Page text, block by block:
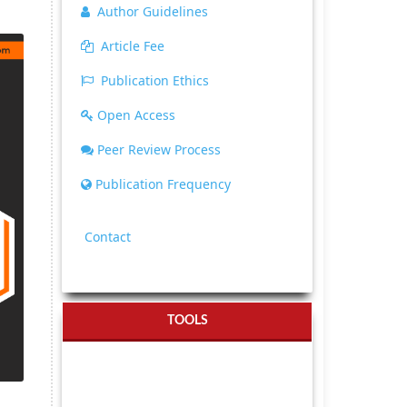
Author Guidelines
Article Fee
Publication Ethics
Open Access
Peer Review Process
Publication Frequency
Contact
TOOLS